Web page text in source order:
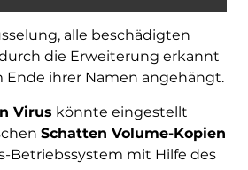
alle beschädigten
die Erweiterung erkannt
Ende ihrer Namen angehängt.
Virus könnte eingestellt
Schatten Volume-Kopien
Betriebssystem mit Hilfe des